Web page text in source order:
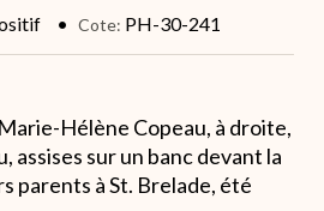
Cote PH-30-241
Hélène Copeau, à droite,
assises sur un banc devant la
parents à St. Brelade, été